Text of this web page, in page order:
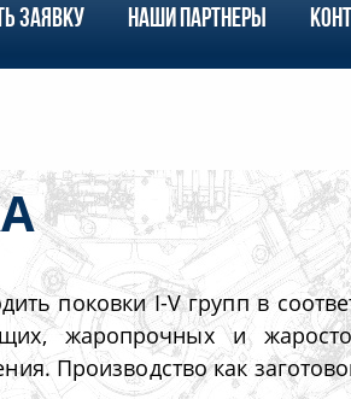
ЗАЯВКУ НАШИ ПАРТНЕРЫ
поковки I-V групп в
жаропрочных и
Производство как